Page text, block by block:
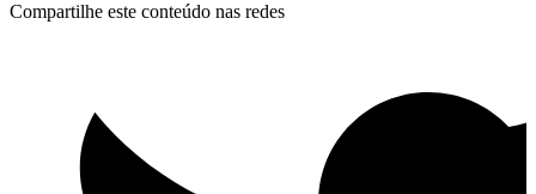
Compartilhe este conteúdo nas redes